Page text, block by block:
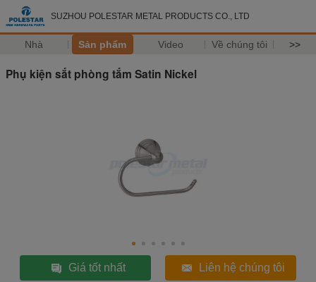
SUZHOU POLESTAR METAL PRODUCTS CO., LTD
Nhà Sản phẩm Video Về chúng tôi >>
Phụ kiện sắt phòng tắm Satin Nickel
Giá tốt nhất Liên hệ chúng tôi